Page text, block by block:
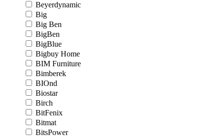
Beyerdynamic
Big
Big Ben
BigBen
BigBlue
Bigbuy Home
BIM Furniture
Bimberek
BIOnd
Biostar
Birch
BitFenix
Bitmat
BitsPower